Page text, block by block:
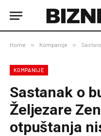
Home » Kompanije » Sastanak o
KOMPANIJE
Sastanak o
Željezare
otpuštanja